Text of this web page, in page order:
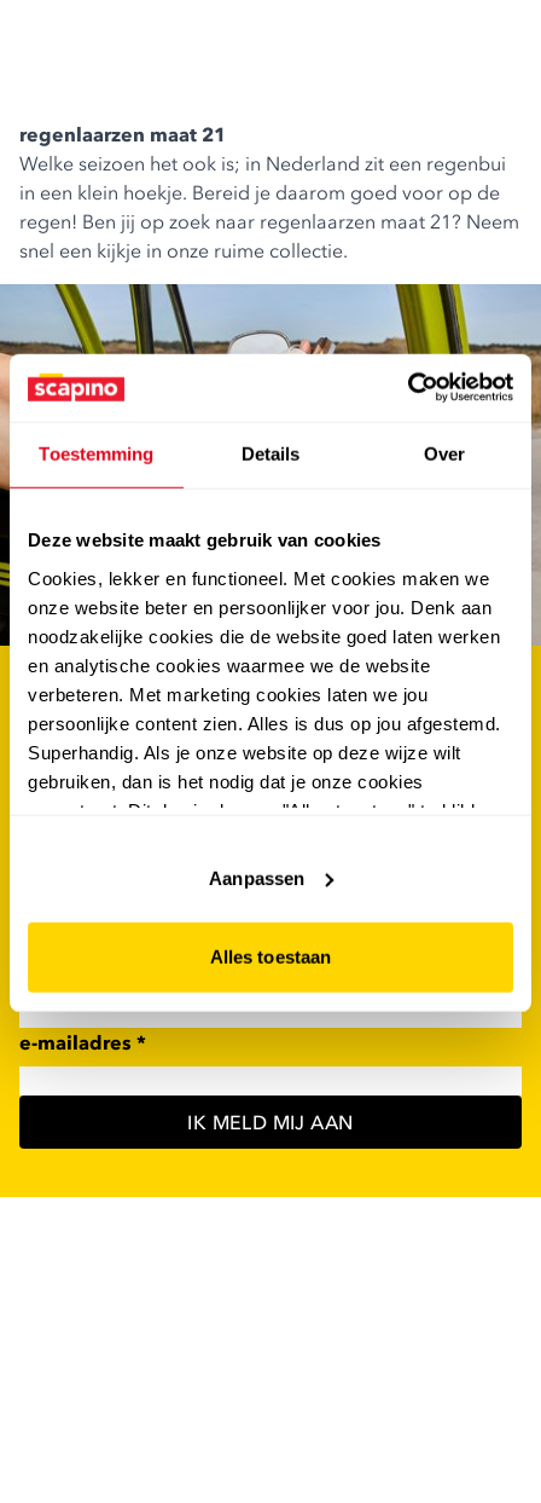
Toestemming Details Over
Deze website maakt gebruik van cookies
Cookies, lekker en functioneel. Met cookies maken we
onze website beter en persoonlijker voor jou. Denk aan
noodzakelijke cookies die de website goed laten werken
en analytische cookies waarmee we de website
verbeteren. Met marketing cookies laten we jou
persoonlijke content zien. Alles is dus op jou afgestemd.
Superhandig. Als je onze website op deze wijze wilt
gebruiken, dan is het nodig dat je onze cookies
accepteert. Dit doe je door op "Alles toestaan" te klikken.
website niet optimaal functioneert.
Aanpassen
Alles toestaan
regenlaarzen maat 21
Welke seizoen het ook is; in Nederland zit een regenbui
in een klein hoekje. Bereid je daarom goed voor op de
regen! Ben jij op zoek naar regenlaarzen maat 21? Neem
snel een kijkje in onze ruime collectie.
abonneer en win €100.-
shoptegoed
als eerste op de hoogte van de nieuwste acties én
kans maken op €100.- shoptegoed? schrijf je dan
nu in voor de scapino nieuwsbrief!
e-mailadres *
IK MELD MIJ AAN